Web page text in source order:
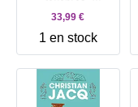
Intégrale
33,99 €
1 en stock